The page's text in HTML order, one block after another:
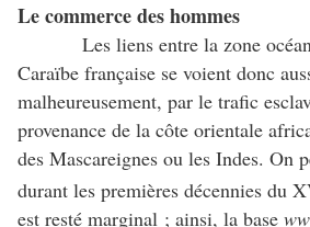
Le commerce des hommes
Les liens entre la zone océan
Caraïbe française se voient donc
malheureusement, par le trafic
provenance de la côte orientale
des Mascareignes ou les Indes. On
durant les premières décennies du
est resté marginal ; ainsi, la base